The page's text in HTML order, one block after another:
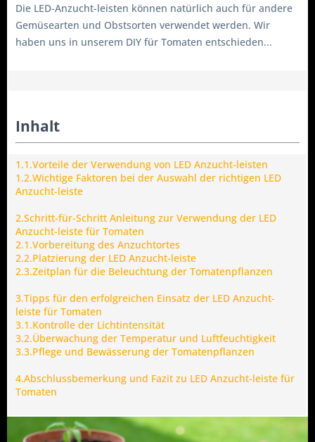
Die LED-Anzucht-leisten können natürlich auch für andere
Gemüsearten und Obstsorten verwendet werden. Wir
haben uns in unserem DIY für Tomaten entschieden...
Inhalt
1.1.Vorteile der Verwendung von LED Anzucht-leisten
1.2.Wichtige Faktoren bei der Auswahl der richtigen LED
Anzucht-leiste
2.Schritt-für-Schritt Anleitung zur Verwendung der LED
Anzucht-leiste für Tomaten
2.1.Vorbereitung des Anzuchtortes
2.2.Platzierung der LED Anzucht-leiste
2.3.Zeitplan für die Beleuchtung der Tomatenpflanzen
3.Tipps für den erfolgreichen Einsatz der LED Anzucht-
leiste für Tomaten
3.1.Kontrolle der Lichtintensität
3.2.Überwachung der Temperatur und Luftfeuchtigkeit
3.3.Pflege und Bewässerung der Tomatenpflanzen
4.Abschlussbemerkung und Fazit zu LED Anzucht-leiste für
Tomaten